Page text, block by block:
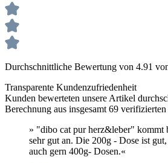
Durchschnittliche Bewertung von 4.91
Transparente Kundenzufriedenheit
Kunden bewerteten unsere Artikel
Berechnung aus insgesamt 69
» "dibo cat pur herz&leber" kommt
sehr gut an. Die 200g - Dose ist
auch gern 400g- Dosen.«